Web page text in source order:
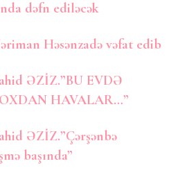
dəfn ediləcək
Həsənzadə vəfat edib
ƏZİZ.”BU EVDƏ
HAVALAR…”
ƏZİZ.”Çərşənbə
başında”